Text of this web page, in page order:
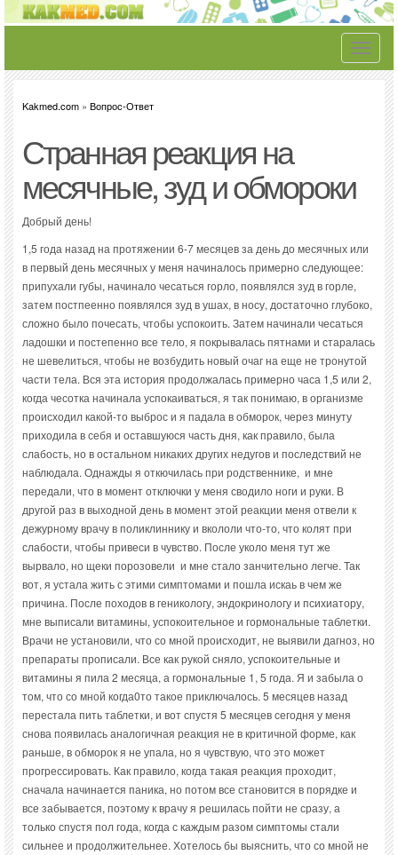
Toggle
Kakmed.com » Вопрос-Ответ
Странная реакция на
месячные, зуд и обмороки
Добрый день!
1,5 года назад на протяжении 6-7 месяцев за день до месячных или
в первый день месячных у меня начиналось примерно следующее:
припухали губы, начинало чесаться горло, появлялся зуд в горле,
затем постпеенно появлялся зуд в ушах, в носу, достаточно глубоко,
сложно было почесать, чтобы успокоить. Затем начинали чесаться
ладошки и постепенно все тело, я покрывалась пятнами и старалась
не шевелиться, чтобы не возбудить новый очаг на еще не тронутой
части тела. Вся эта история продолжалась примерно часа 1,5 или 2,
когда чесотка начинала успокаиваться, я так понимаю, в организме
происходил какой-то выброс и я падала в обморок, через минуту
приходила в себя и оставшуюся часть дня, как правило, была
слабость, но в остальном никаких других недугов и последствий не
наблюдала. Однажды я откючилась при родственнике, и мне
передали, что в момент отключки у меня сводило ноги и руки. В
другой раз в выходной день в момент этой реакции меня отвели к
дежурному врачу в поликлиннику и вкололи что-то, что колят при
слабости, чтобы привеси в чувство. После уколо меня тут же
вырвало, но щеки порозовели и мне стало занчительно легче. Так
вот, я устала жить с этими симптомами и пошла искаь в чем же
причина. После походов в геникологу, эндокринологу и психиатору,
мне выписали витамины, успокоительное и гормональные таблетки.
Врачи не установили, что со мной происходит, не выявили дагноз, но
препараты прописали. Все как рукой сняло, успокоительные и
витамины я пила 2 месяца, а гормональные 1, 5 года. Я и забыла о
том, что со мной когда0то такое приключалось. 5 месяцев назад
перестала пить таблетки, и вот спустя 5 месяцев сегодня у меня
снова появилась аналогичная реакция не в критичной форме, как
раньше, в обморок я не упала, но я чувствую, что это может
прогрессировать. Как правило, когда такая реакция проходит,
сначала начинается паника, но потом все становится в порядке и
все забывается, поэтому к врачу я решилась пойти не сразу, а
только спустя пол года, когда с каждым разом симптомы стали
сильнее и продолжительнее. Хотелось бы выяснить, что со мной не